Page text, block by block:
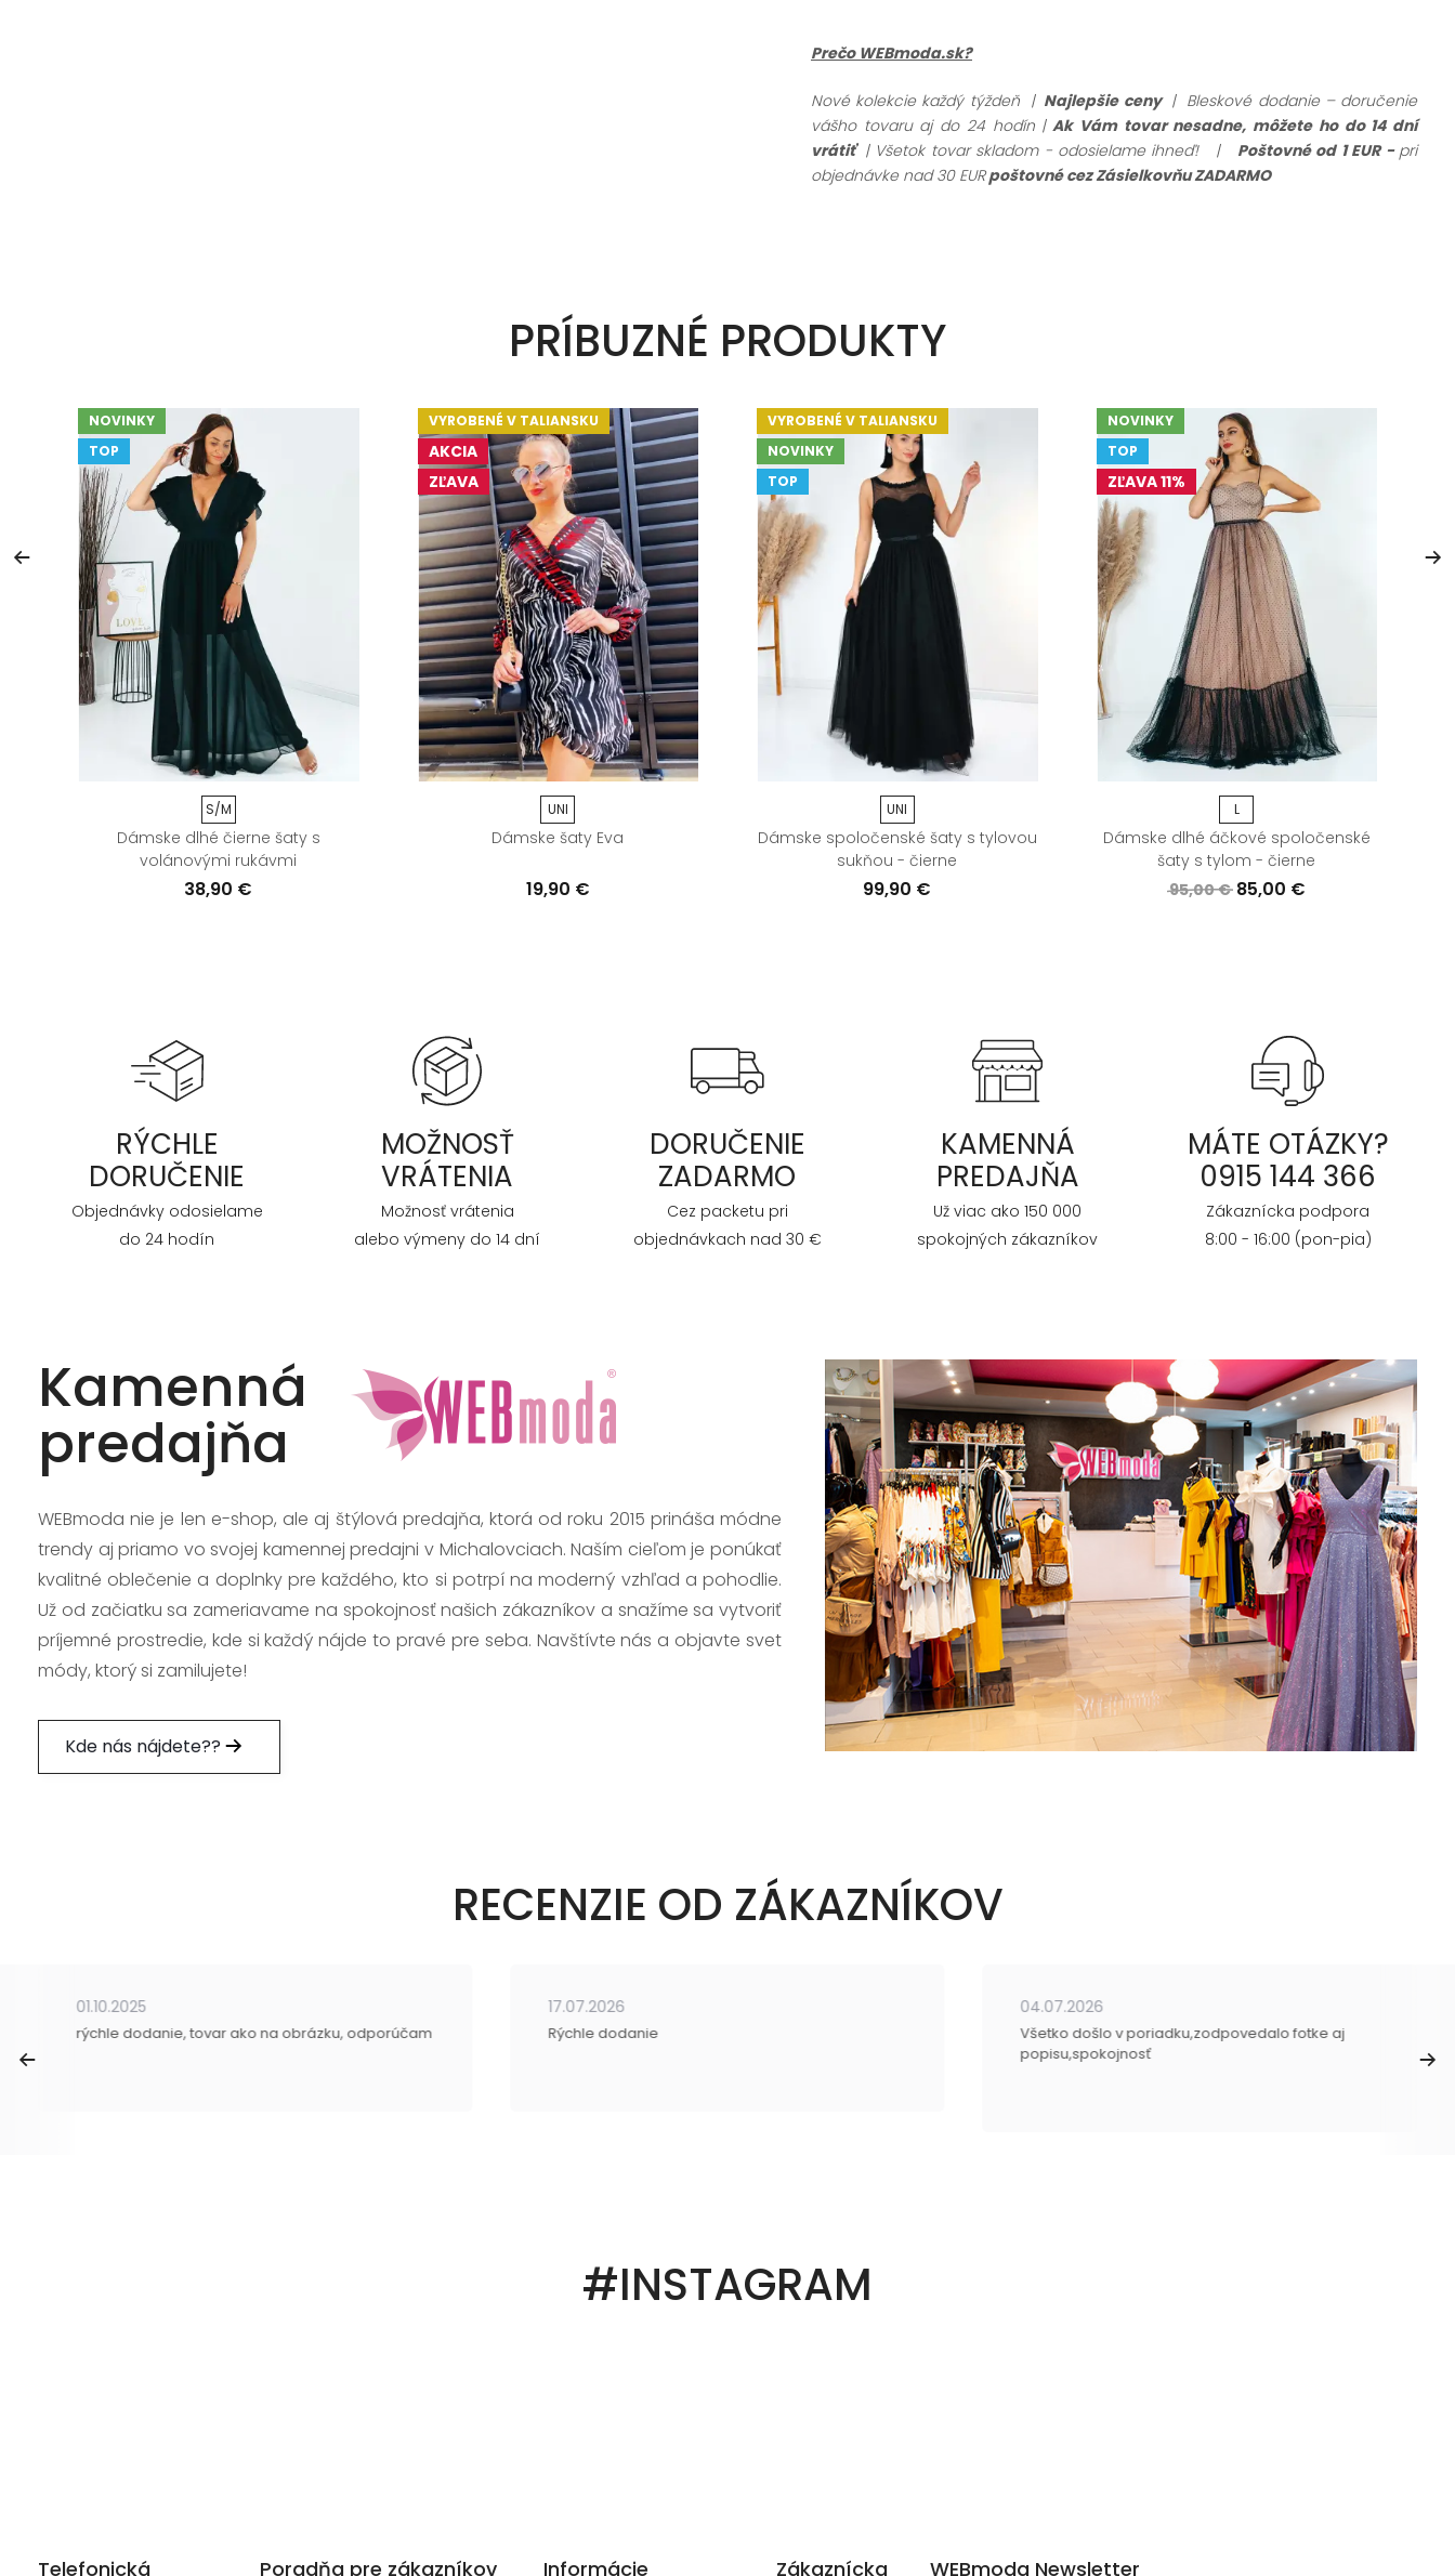
Prečo WEBmoda.sk?
Nové kolekcie každý týždeň |Najlepšie ceny | Bleskové dodanie – doručenie
vášho tovaru aj do 24 hodín |Ak Vám tovar nesadne, môžete ho do 14 dní
vrátiť | Všetok tovar skladom - odosielame ihneď! | Poštovné od 1 EUR - pri
objednávke nad 30 EURpoštovné cez Zásielkovňu ZADARMO
PRÍBUZNÉ PRODUKTY
NOVINKY
TOP
S/M
Dámske dlhé čierne šaty s
volánovými rukávmi
38,90 €
VYROBENÉ V TALIANSKU
AKCIA
ZĽAVA
UNI
Dámske šaty Eva
19,90 €
VYROBENÉ V TALIANSKU
NOVINKY
TOP
UNI
Dámske spoločenské šaty s tylovou
sukňou - čierne
99,90 €
NOVINKY
TOP
ZĽAVA 11%
L
Dámske dlhé áčkové spoločenské
šaty s tylom - čierne
95,00 € 85,00 €
RÝCHLE
DORUČENIE
Objednávky odosielame
do 24 hodín
MOŽNOSŤ
VRÁTENIA
Možnosť vrátenia
alebo výmeny do 14 dní
DORUČENIE
ZADARMO
Cez packetu pri
objednávkach nad 30 €
KAMENNÁ
PREDAJŇA
Už viac ako 150 000
spokojných zákazníkov
MÁTE OTÁZKY?
0915 144 366
Zákaznícka podpora
8:00 - 16:00 (pon-pia)
Kamenná
predajňa
WEBmoda nie je len e-shop, ale aj štýlová predajňa, ktorá od roku 2015 prináša módne
trendy aj priamo vo svojej kamennej predajni v Michalovciach. Naším cieľom je ponúkať
kvalitné oblečenie a doplnky pre každého, kto si potrpí na moderný vzhľad a pohodlie.
Už od začiatku sa zameriavame na spokojnosť našich zákazníkov a snažíme sa vytvoriť
príjemné prostredie, kde si každý nájde to pravé pre seba. Navštívte nás a objavte svet
módy, ktorý si zamilujete!
Kde nás nájdete??
RECENZIE OD ZÁKAZNÍKOV
01.10.2025
rýchle dodanie, tovar ako na obrázku, odporúčam
17.07.2026
Rýchle dodanie
04.07.2026
Všetko došlo v poriadku,zodpovedalo fotke aj
popisu,spokojnosť
#INSTAGRAM
Telefonická Poradňa pre zákazníkov Informácie Zákaznícka WEBmoda Newsletter